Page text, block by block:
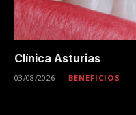
Clínica Asturias
03/08/2026 BENEFICIOS